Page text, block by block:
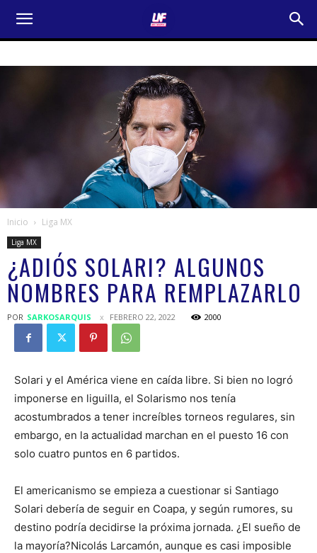
Inicio Liga MX
Liga MX
¿ADIÓS SOLARI? ALGUNOS
NOMBRES PARA REMPLAZARLO
POR SARKOSARQUIS FEBRERO 22, 2022 2000
Solari y el América viene en caída libre. Si bien no logró
imponerse en liguilla, el Solarismo nos tenía
acostumbrados a tener increíbles torneos regulares, sin
embargo, en la actualidad marchan en el puesto 16 con
solo cuatro puntos en 6 partidos.
El americanismo se empieza a cuestionar si Santiago
Solari debería de seguir en Coapa, y según rumores, su
destino podría decidirse la próxima jornada. ¿El sueño de
la mayoría?Nicolás Larcamón, aunque es casi imposible